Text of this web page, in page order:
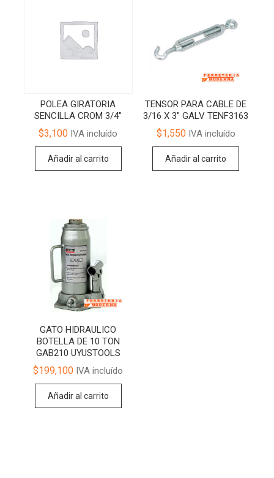
POLEA GIRATORIA
SENCILLA CROM 3/4″
$3,100 IVA incluído
Añadir al carrito
TENSOR PARA CABLE DE
3/16 X 3″ GALV TENF3163
$1,550IVA incluído
Añadir al carrito
GATO HIDRAULICO
BOTELLA DE 10 TON
GAB210 UYUSTOOLS
$199,100 IVA incluído
Añadir al carrito